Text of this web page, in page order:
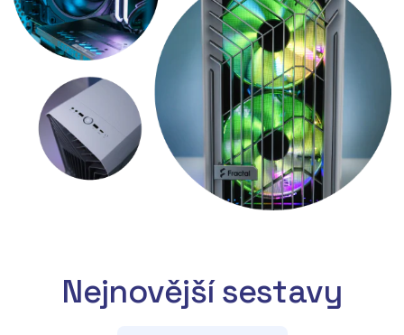
Nejnovější sestavy